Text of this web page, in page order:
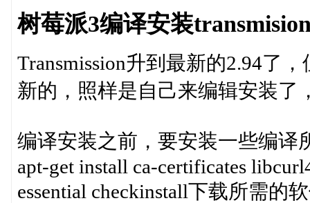
树莓派3编译安装
Transmission升到最新的2.94了
新的，照样是自己来编辑安装了
编译安装之前，要安装一些编译
apt-get install ca-certificates
essential checkinstall下载所需的